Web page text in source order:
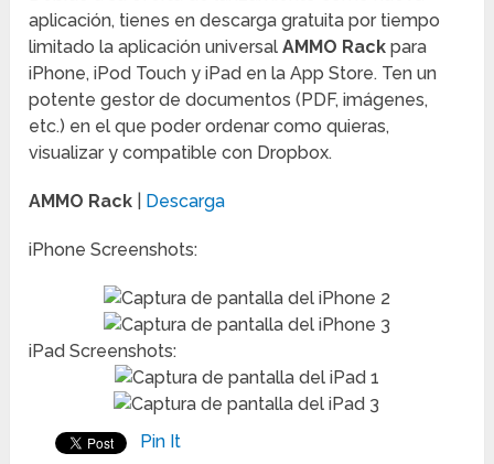
aplicación, tienes en descarga gratuita por tiempo
limitado la aplicación universalAMMO Rack para
iPhone, iPod Touch y iPad en la App Store. Ten un
potente gestor de documentos (PDF, imágenes,
etc.) en el que poder ordenar como quieras,
visualizar y compatible con Dropbox.
AMMO Rack Descarga
iPhone Screenshots:
iPad Screenshots:
Pin It